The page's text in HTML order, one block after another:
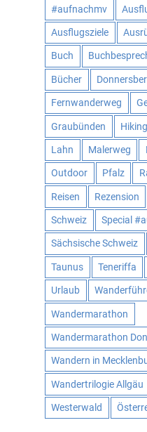
#aufnachmv
Ausflugsziele
Buch
Bücher
Fernwanderweg
Graubünden Hiking
Lahn Malerweg
Outdoor Pfalz
Reisen Rezension
Schweiz Special
Sächsische Schweiz
Taunus Teneriffa
Urlaub
Wandermarathon
Wandermarathon
Wandern in
Wandertrilogie Allgäu
Westerwald